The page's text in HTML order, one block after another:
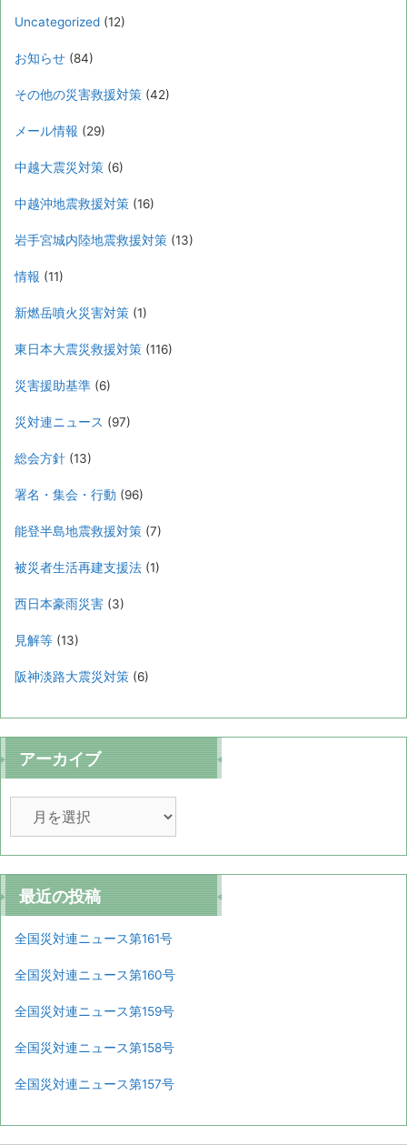
Uncategorized (12)
お知らせ (84)
その他の災害救援対策 (42)
メール情報 (29)
中越大震災対策 (6)
中越沖地震救援対策 (16)
岩手宮城内陸地震救援対策 (13)
情報 (11)
新燃岳噴火災害対策 (1)
東日本大震災救援対策 (116)
災害援助基準 (6)
災対連ニュース (97)
総会方針 (13)
署名・集会・行動 (96)
能登半島地震救援対策 (7)
被災者生活再建支援法 (1)
西日本豪雨災害 (3)
見解等 (13)
阪神淡路大震災対策 (6)
アーカイブ
カ
イ
ブ
最近の投稿
全国災対連ニュース第161号
全国災対連ニュース第160号
全国災対連ニュース第159号
全国災対連ニュース第158号
全国災対連ニュース第157号